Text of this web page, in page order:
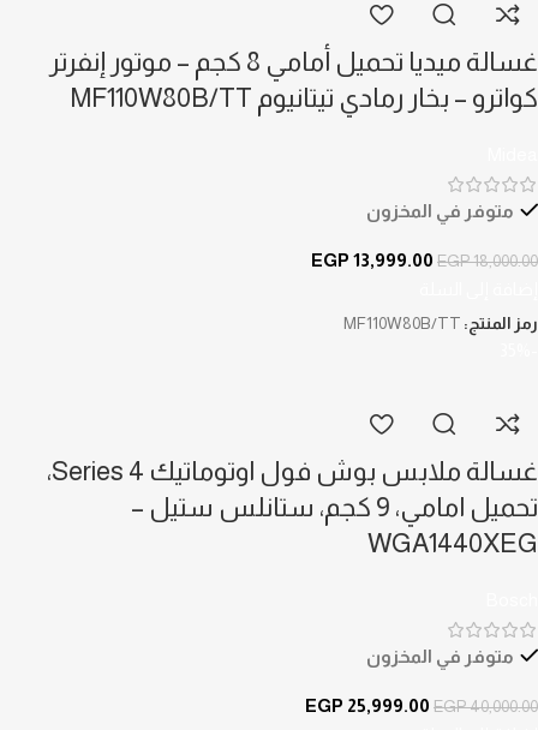
غسالة ميديا تحميل أمامي 8 كجم – موتور إنفرتر
كواترو – بخار رمادي تيتانيوم MF110W80B/TT
متوفر في المخزون
EGP18,000.00
EGP 13,999.00
رمز المنتج: MF110W80B/TT
غسالة ملابس بوش فول اوتوماتيك Series 4،
تحميل امامي، 9 كجم، ستانلس ستيل –
WGA1440XEG
متوفر في المخزون
EGP40,000.00
EGP 25,999.00